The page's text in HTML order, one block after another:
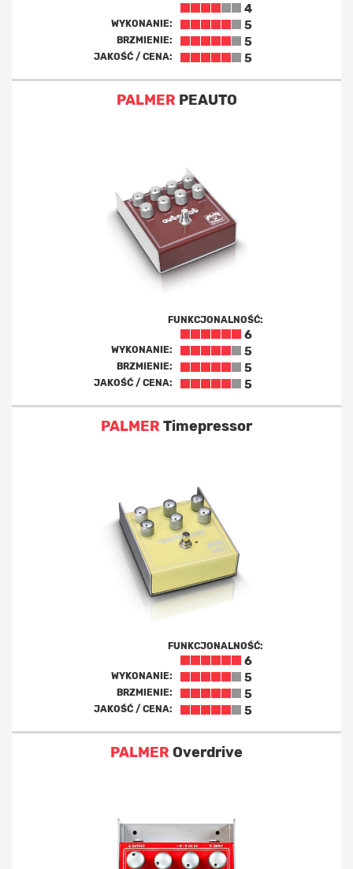
4
WYKONANIE: 5
BRZMIENIE: 5
JAKOŚĆ / CENA: 5
PALMER PEAUTO
FUNKCJONALNOŚĆ:
6
WYKONANIE: 5
BRZMIENIE: 5
JAKOŚĆ / CENA: 5
PALMER Timepressor
FUNKCJONALNOŚĆ:
6
WYKONANIE: 5
BRZMIENIE: 5
JAKOŚĆ / CENA: 5
PALMER Overdrive